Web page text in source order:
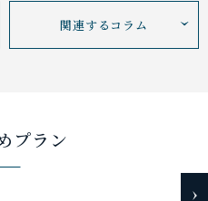
関連するコラム
プラン